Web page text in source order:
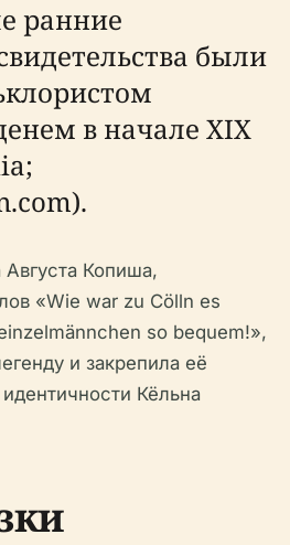
ранние
были
в начале XIX
Августа Копиша,
«Wie war zu Cölln es
so bequem!»,
и закрепила её
Кёльна